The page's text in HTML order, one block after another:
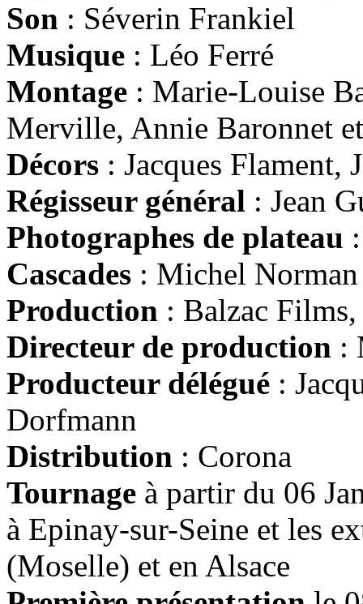
Son : Séverin Frankiel
Musique : Léo Ferré
Montage : Marie-Louise
Merville, Annie Baronnet
Décors : Jacques Flament,
Régisseur général : Jean
Photographes de plateau
Cascades : Michel Norman
Production : Balzac
Directeur de production :
Producteur délégué :
Dorfmann
Distribution : Corona
Tournage à partir du 06
à Epinay-sur-Seine et les
(Moselle) et en Alsace